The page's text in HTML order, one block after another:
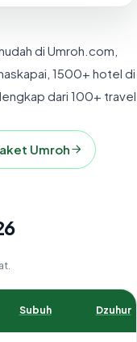
di Umroh.com,
1500+ hotel di
dari 100+ travel
Umroh
Subuh Dzuhur